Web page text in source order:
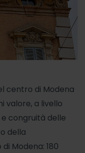
centro di Modena
valore, a livello
congruità delle
della
Modena: 180